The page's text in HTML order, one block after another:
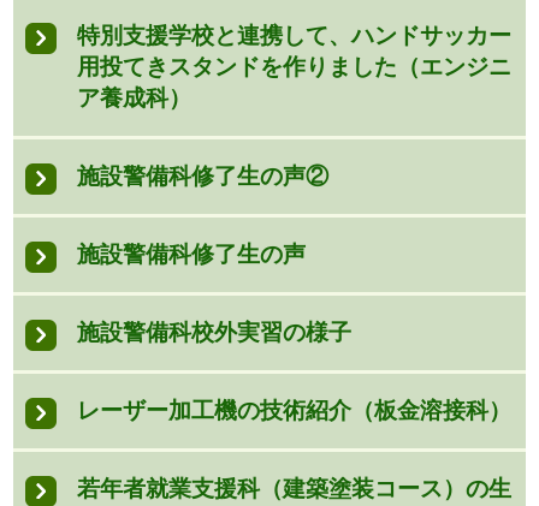
特別支援学校と連携して、ハンドサッカー
用投てきスタンドを作りました（エンジニ
ア養成科）
施設警備科修了生の声②
施設警備科修了生の声
施設警備科校外実習の様子
レーザー加工機の技術紹介（板金溶接科）
若年者就業支援科（建築塗装コース）の生